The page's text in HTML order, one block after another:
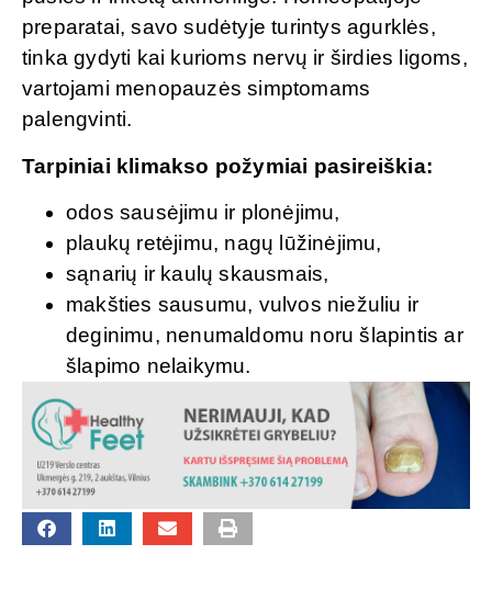
preparatai, savo sudėtyje turintys agurklės,
tinka gydyti kai kurioms nervų ir širdies ligoms,
vartojami menopauzės simptomams
palengvinti.
Tarpiniai klimakso požymiai pasireiškia:
odos sausėjimu ir plonėjimu,
plaukų retėjimu, nagų lūžinėjimu,
sąnarių ir kaulų skausmais,
makšties sausumu, vulvos niežuliu ir
deginimu, nenumaldomu noru šlapintis ar
šlapimo nelaikymu.